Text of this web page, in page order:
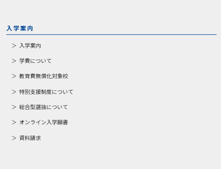
入学案内
入学案内
学費について
教育費無償化対象校
特別支援制度について
総合型選抜について
オンライン入学願書
資料請求